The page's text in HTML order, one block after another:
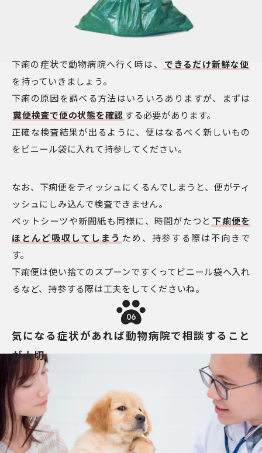
下痢の症状で動物病院へ行く時は、 できるだけ新鮮な便
を持っていきましょう。
下痢の原因を調べる方法はいろいろありますが、まずは
糞便検査で便の状態を確認 する必要があります。
正確な検査結果が出るように、便はなるべく新しいもの
をビニール袋に入れて持参してください。
なお、下痢便をティッシュにくるんでしまうと、便がティ
ッシュにしみ込んで検査できません。
ペットシーツや新聞紙も同様に、時間がたつと 下痢便を
ほとんど吸収してしまう ため、持参する際は不向きで
す。
下痢便は使い捨てのスプーンですくってビニール袋へ入れ
るなど、持参する際は工夫をしてくださいね。
06
気になる症状があれば動物病院で相談すること
が大切